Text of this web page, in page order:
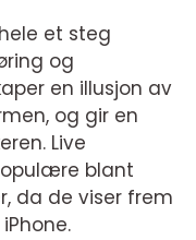
et steg
og
en illusjon av
og gir en
Live
blant
da de viser frem